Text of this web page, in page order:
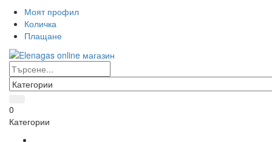
Моят профил
Количка
Плащане
0
Категории